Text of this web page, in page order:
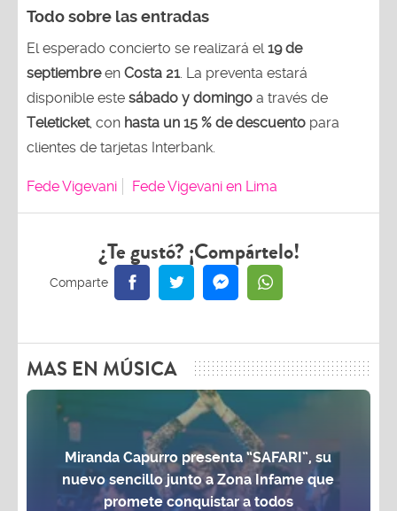
Todo sobre las entradas
El esperado concierto se realizará el 19 de
septiembreen Costa 21 . La preventa estará
disponible este sábado y domingo a través de
Teleticket, con hasta un 15 % de descuento para
clientes de tarjetas Interbank.
Fede Vigevani Fede Vigevani en Lima
¿Te gustó? ¡Compártelo!
MAS EN MÚSICA
Miranda Capurro presenta “SAFARI”, su
nuevo sencillo junto a Zona Infame que
promete conquistar a todos